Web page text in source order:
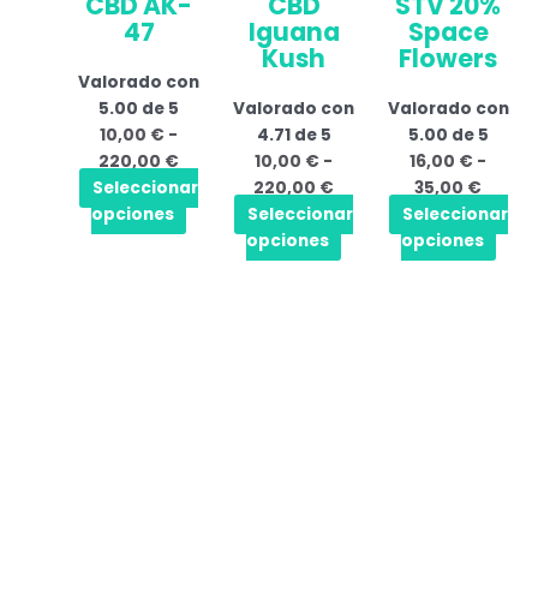
47
Valorado con
5.00 de 5
10,00 € -
220,00 €
Seleccionar
opciones
opciones
se
pueden
en
la
página
producto
Iguana
Kush
Valorado con
4.71de 5
10,00 € -
220,00 €
hasta
220,00 €
Seleccionar
opciones
opciones
pueden
la
página
de
producto
Space
Flowers
Valorado con
5.00 de 5
16,00 € -
35,00 €
hasta
35,00
Seleccionar
opciones
la
de